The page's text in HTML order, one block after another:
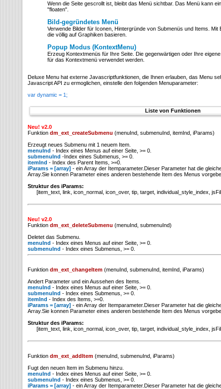
Wenn die Seite gescrollt ist, bleibt das Menü sichtbar. Das Menü kann
"floaten".
Bild-gegründetes Menü
Verwende Bilder für Iconen, Hintergründe von Submenüs und Items.
die völlig auf Graphiken basieren.
Popup Modus (KontextMenu)
Erzeug Kontextmenüs für Ihre Seite. Die gegenwärtigen oder Ihre
für das Kontextmenü verwendet werden.
Deluxe Menu hat externe Javascriptfunktionen, die Ihnen erlauben, das Menu
Javascript API zu ermoglichen, einstelle den folgenden Menuparameter:
var dynamic = 1;
Liste von Funktionen
Neu! v2.0
Funktion dm_ext_createSubmenu (menuInd, submenuInd, itemInd, iParams)
Erzeugt neues Submenu mit 1 neuem Item.
menuInd - Index eines Menus auf einer Seite, >= 0.
submenuInd -Index eines Submenus, >= 0.
itemInd - Index des Parent Items, >=0.
iParams = [array] - ein Array der Itemparameter.Dieser Parameter hat die
Array.Sie konnen Parameter eines anderen bestehende Item des Menus
Struktur des iParams:
[item_text, link, icon_normal, icon_over, tip, target, individual_style_index,
Neu! v2.0
Funktion dm_ext_deleteSubmenu (menuInd, submenuInd)
Deletet das Submenu.
menuInd - Index eines Menus auf einer Seite, >= 0.
submenuInd - Index eines Submenus, >= 0.
Funktion dm_ext_changeItem (menuInd, submenuInd, itemInd, iParams)
Andert Parameter und ein Aussehen des Items.
menuInd - Index eines Menus auf einer Seite, >= 0.
submenuInd - Index eines Submenus, >= 0.
itemInd - Index des Items, >=0.
iParams = [array] - ein Array der Itemparameter.Dieser Parameter hat die
Array.Sie konnen Parameter eines anderen bestehende Item des Menus
Struktur des iParams:
[item_text, link, icon_normal, icon_over, tip, target, individual_style_index,
Funktion dm_ext_addItem (menuInd, submenuInd, iParams)
Fugt den neuen Item im Submenu hinzu.
menuInd - Index eines Menus auf einer Seite, >= 0.
submenuInd - Index eines Submenus, >= 0.
iParams = [array] - ein Array der Itemparameter.Dieser Parameter hat die